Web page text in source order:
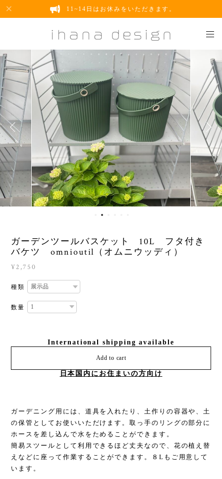
11~14日はお休みをいただきます。
ガーデンツールバスケット 10L フタ付き
バケツ omnioutil（オムニウッディ）
¥2,750
種類
数量
International shipping available
Add to cart
日本国内にお住まいの方向け
ガーデニング用には、道具を入れたり、土作りの容器や、土
の保管としてお使いいただけます。取っ手のリングの部分に
ホースを差し込んで水をためることができます。
簡易スツールとして利用できるほど丈夫なので、花の植え替
えなどに座って作業することができます。８Lもご用意して
います。